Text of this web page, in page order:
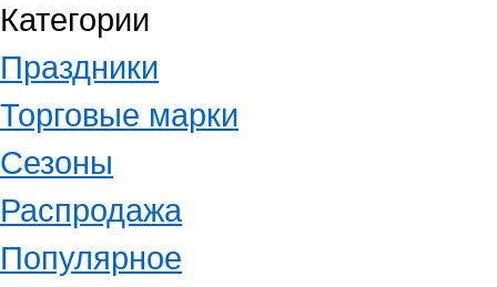
Категории
Праздники
Торговые марки
Сезоны
Распродажа
Популярное